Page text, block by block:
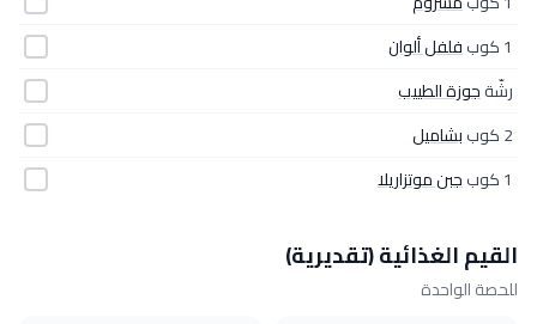
1 كوب
فلفل ألوان
رشّةجوزة الطييب
2 كوب
بشاميل
1 كوب
جبن موتزاريلا
القيم الغذائية (تقديرية)
للحصة الواحدة